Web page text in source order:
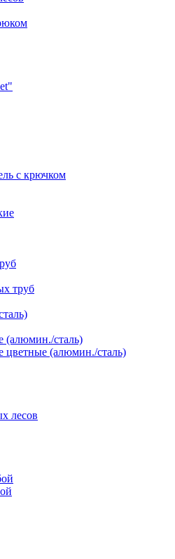
с крючком
труб
(алюмин./сталь)
цветные (алюмин./сталь)
лесов